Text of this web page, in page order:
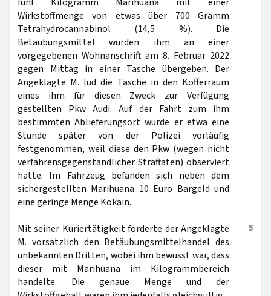
Wirkstoffmenge von etwas über 700 Gramm
Tetrahydrocannabinol (14,5 %). Die
Betäubungsmittel wurden ihm an einer
vorgegebenen Wohnanschrift am 8. Februar 2022
gegen Mittag in einer Tasche übergeben. Der
Angeklagte M. lud die Tasche in den Kofferraum
eines ihm für diesen Zweck zur Verfügung
gestellten Pkw Audi. Auf der Fahrt zum ihm
bestimmten Ablieferungsort wurde er etwa eine
Stunde später von der Polizei vorläufig
festgenommen, weil diese den Pkw (wegen nicht
verfahrensgegenständlicher Straftaten) observiert
hatte. Im Fahrzeug befanden sich neben dem
sichergestellten Marihuana 10 Euro Bargeld und
eine geringe Menge Kokain.
5
Mit seiner Kuriertätigkeit förderte der Angeklagte
M. vorsätzlich den Betäubungsmittelhandel des
unbekannten Dritten, wobei ihm bewusst war, dass
dieser mit Marihuana im Kilogrammbereich
handelte. Die genaue Menge und der